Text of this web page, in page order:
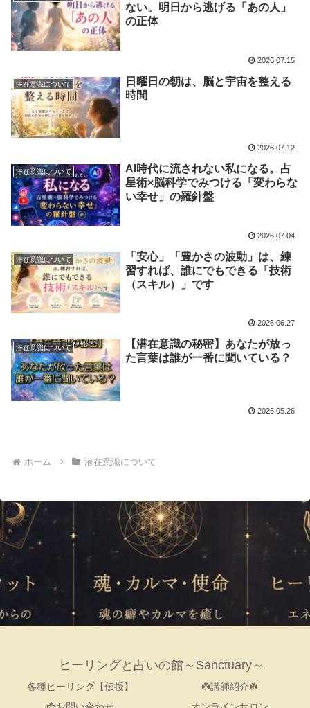
ない。明日から逃げる「あの人」
の正体
2026.07.15
潜在意識について
日曜日の朝は、脳と宇宙を整える
時間
2026.07.12
潜在意識について
AI時代に流されない私になる。占
星術×脳科学でみつける「変わらな
い幸せ」の羅針盤
2026.07.04
潜在意識について
「安心」「豊かさの波動」は、練
習すれば、誰にでもできる「技術
（スキル）」です
2026.06.27
潜在意識について
【潜在意識の秘密】あなたが放っ
た言葉は誰が一番に聞いている？
2026.05.26
ホーム 潜在意識について
ヒーリングと占いの館～Sanctuary～
各種ヒーリング【伝授】
☘️講師紹介☘️